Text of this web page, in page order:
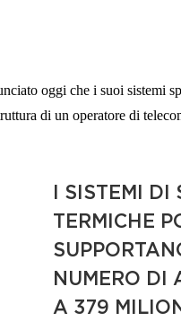
oggi che i suoi sistemi
di un operatore di
I SISTEMI DI
TERMICHE
NUMERO DI
A 379